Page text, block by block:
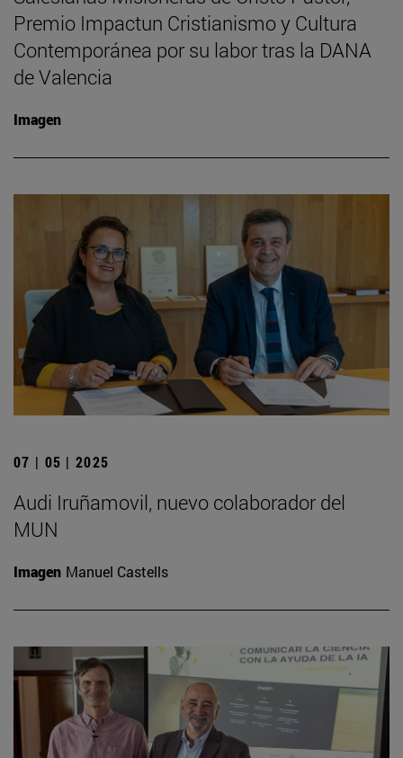
Premio Impactun Cristianismo y Cultura
Contemporánea por su labor tras la DANA
de Valencia
Imagen
07 | 05 | 2025
Audi Iruñamovil, nuevo colaborador del
MUN
Imagen Manuel Castells